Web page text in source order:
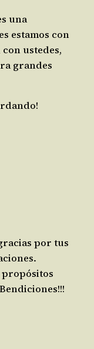
una
estamos con
ustedes,
grandes
por tus
propósitos